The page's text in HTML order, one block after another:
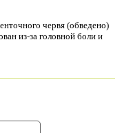
червя (обведено)
из-за головной боли и